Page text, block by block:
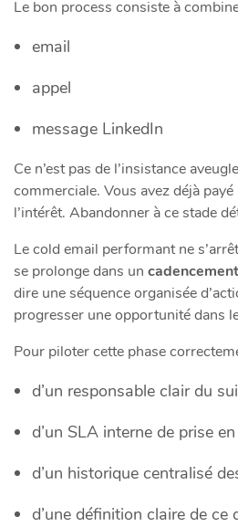
Le bon process consiste à
email
appel
message LinkedIn
Ce n’est pas de l’insistance
commerciale. Vous avez déjà
l’intérêt. Abandonner à ce stade
Le cold email performant ne
se prolonge dans un
dire une séquence organisée
progresser une opportunité dans
Pour piloter cette phase
d’un responsable clair du
d’un SLA interne de prise
d’un historique centralisé
d’une définition claire de ce